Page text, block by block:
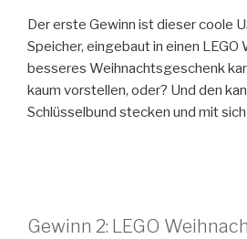
Der erste Gewinn ist dieser coole
Speicher, eingebaut in einen LEGO
besseres Weihnachtsgeschenk
kaum vorstellen, oder? Und den
Schlüsselbund stecken und mit
Gewinn 2: LEGO